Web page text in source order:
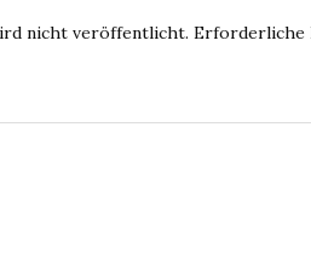
nicht veröffentlicht. Erforderliche